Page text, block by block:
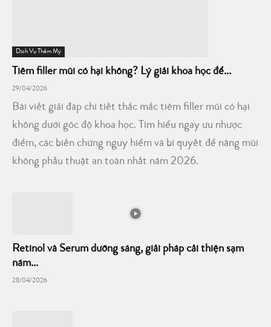
Dịch Vụ Thẩm Mỹ
Tiêm filler mũi có hại không? Lý giải khoa học để...
29/04/2026
Bài viết giải đáp chi tiết thắc mắc tiêm filler mũi có hại
không dưới góc độ khoa học. Tìm hiểu ngay ưu nhược
điểm, các biến chứng nguy hiểm và bí quyết để nâng mũi
không phẫu thuật an toàn nhất năm 2026.
Retinol và Serum dưỡng sáng, giải pháp cải thiện sạm
nám...
28/04/2026